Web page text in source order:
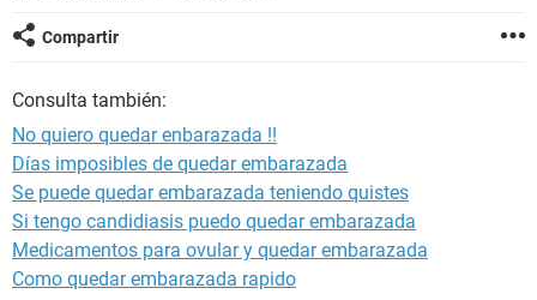
Compartir
Consulta también:
No quiero quedar enbarazada !!
Días imposibles de quedar embarazada
Se puede quedar embarazada teniendo quistes
Si tengo candidiasis puedo quedar embarazada
Medicamentos para ovular y quedar embarazada
Como quedar embarazada rapido